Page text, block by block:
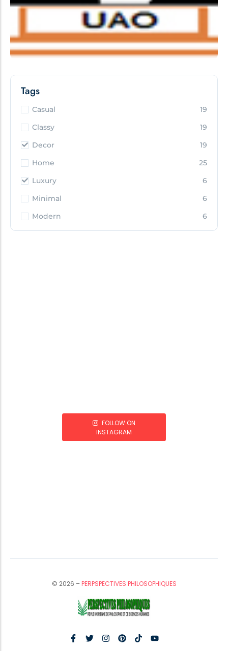
Tags
Casual
19
Classy
19
Decor
19
Home
25
Luxury
6
Minimal
6
Modern
6
FOLLOW ON
INSTAGRAM
© 2026 –PERPSPECTIVES PHILOSOPHIQUES